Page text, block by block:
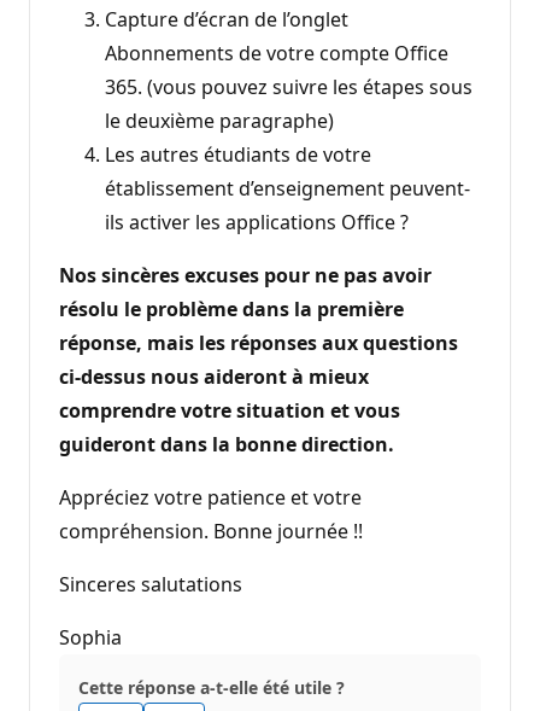
Capture d’écran de l’onglet
Abonnements de votre compte Office
365. (vous pouvez suivre les étapes sous
le deuxième paragraphe)
Les autres étudiants de votre
établissement d’enseignement peuvent-
ils activer les applications Office ?
Nos sincères excuses pour ne pas avoir
résolu le problème dans la première
réponse, mais les réponses aux questions
ci-dessus nous aideront à mieux
comprendre votre situation et vous
guideront dans la bonne direction.
Appréciez votre patience et votre
compréhension. Bonne journée !!
Sinceres salutations
Sophia
Cette réponse a-t-elle été utile ?